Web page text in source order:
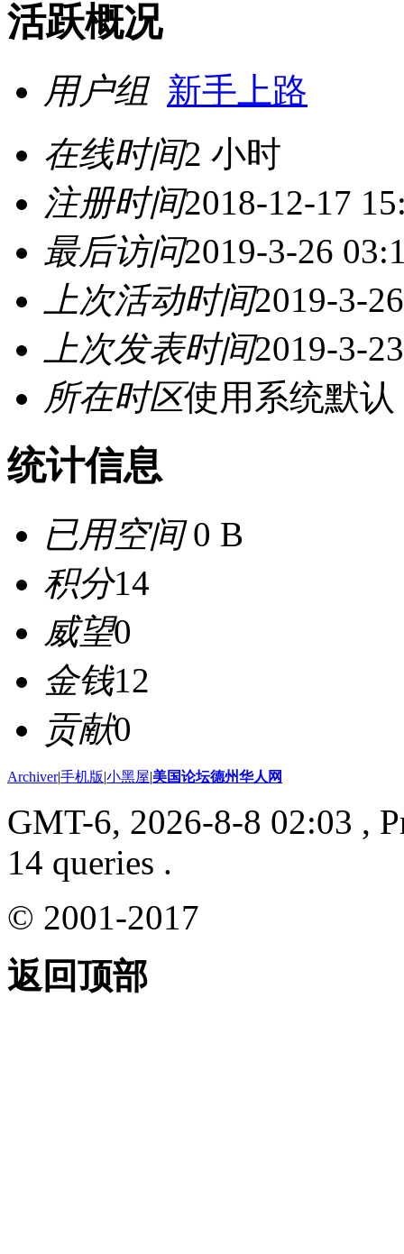
活跃概况
用户组 新手上路
在线时间2 小时
注册时间2018-12-17
最后访问2019-3-26
上次活动时间2019-3-
上次发表时间2019-3-
所在时区使用系统默认
统计信息
已用空间0 B
积分14
威望0
金钱12
贡献0
Archiver|手机版|小黑屋|美国论坛德州华人网
GMT-6, 2026-8-8 02:03 ,
14 queries .
© 2001-2017
返回顶部